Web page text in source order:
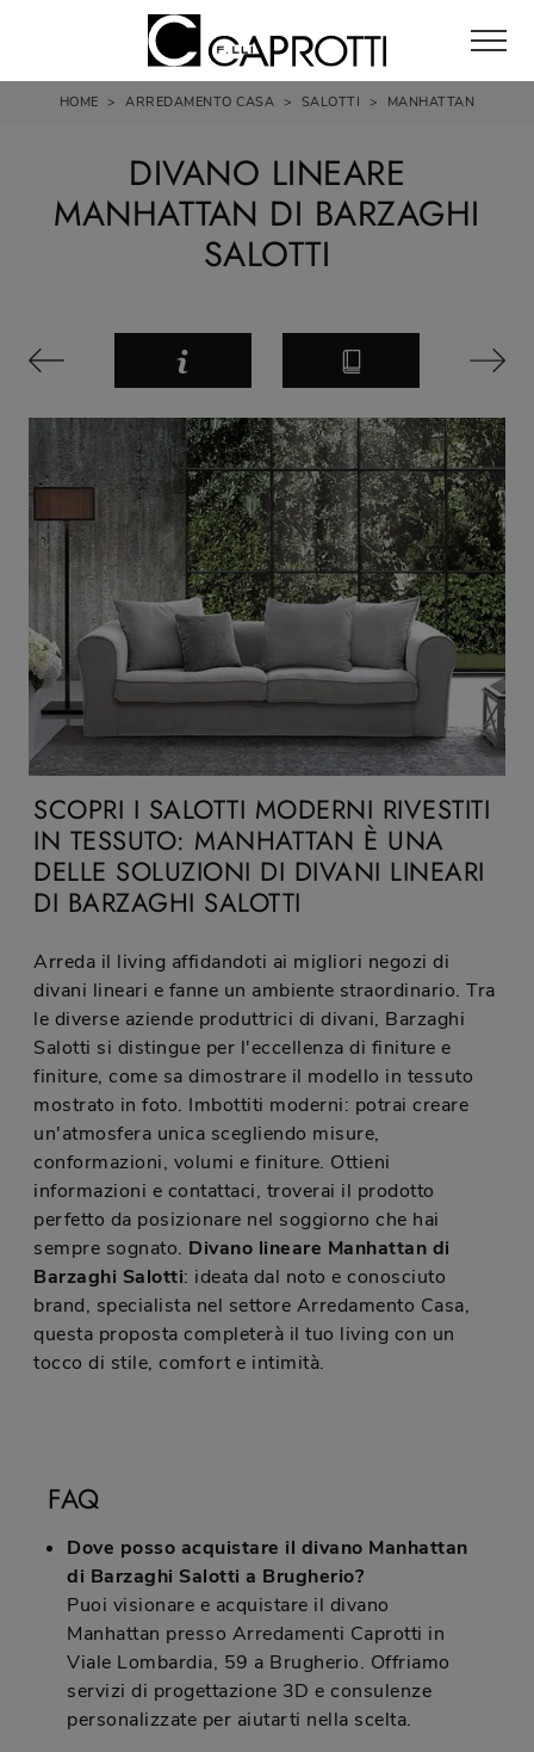
HOME > ARREDAMENTO CASA > SALOTTI > MANHATTAN
DIVANO LINEARE
MANHATTAN DI BARZAGHI
SALOTTI
SCOPRI I SALOTTI MODERNI RIVESTITI
IN TESSUTO: MANHATTAN È UNA
DELLE SOLUZIONI DI DIVANI LINEARI
DI BARZAGHI SALOTTI
Arreda il living affidandoti ai migliori negozi di
divani lineari e fanne un ambiente straordinario. Tra
le diverse aziende produttrici di divani, Barzaghi
Salotti si distingue per l'eccellenza di finiture e
finiture, come sa dimostrare il modello in tessuto
mostrato in foto. Imbottiti moderni: potrai creare
un'atmosfera unica scegliendo misure,
conformazioni, volumi e finiture. Ottieni
informazioni e contattaci, troverai il prodotto
perfetto da posizionare nel soggiorno che hai
sempre sognato. Divano lineare Manhattan di
Barzaghi Salotti: ideata dal noto e conosciuto
brand, specialista nel settore Arredamento Casa,
questa proposta completerà il tuo living con un
tocco di stile, comfort e intimità.
FAQ
Dove posso acquistare il divano Manhattan
di Barzaghi Salotti a Brugherio?
Puoi visionare e acquistare il divano
Manhattan presso Arredamenti Caprotti in
Viale Lombardia, 59 a Brugherio. Offriamo
servizi di progettazione 3D e consulenze
personalizzate per aiutarti nella scelta.